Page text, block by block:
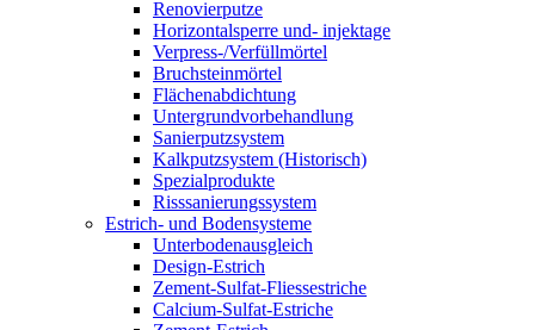
Renovierputze
Horizontalsperre und- injektage
Verpress-/Verfüllmörtel
Bruchsteinmörtel
Flächenabdichtung
Untergrundvorbehandlung
Sanierputzsystem
Kalkputzsystem (Historisch)
Spezialprodukte
Risssanierungssystem
Estrich- und Bodensysteme
Unterbodenausgleich
Design-Estrich
Zement-Sulfat-Fliessestriche
Calcium-Sulfat-Estriche